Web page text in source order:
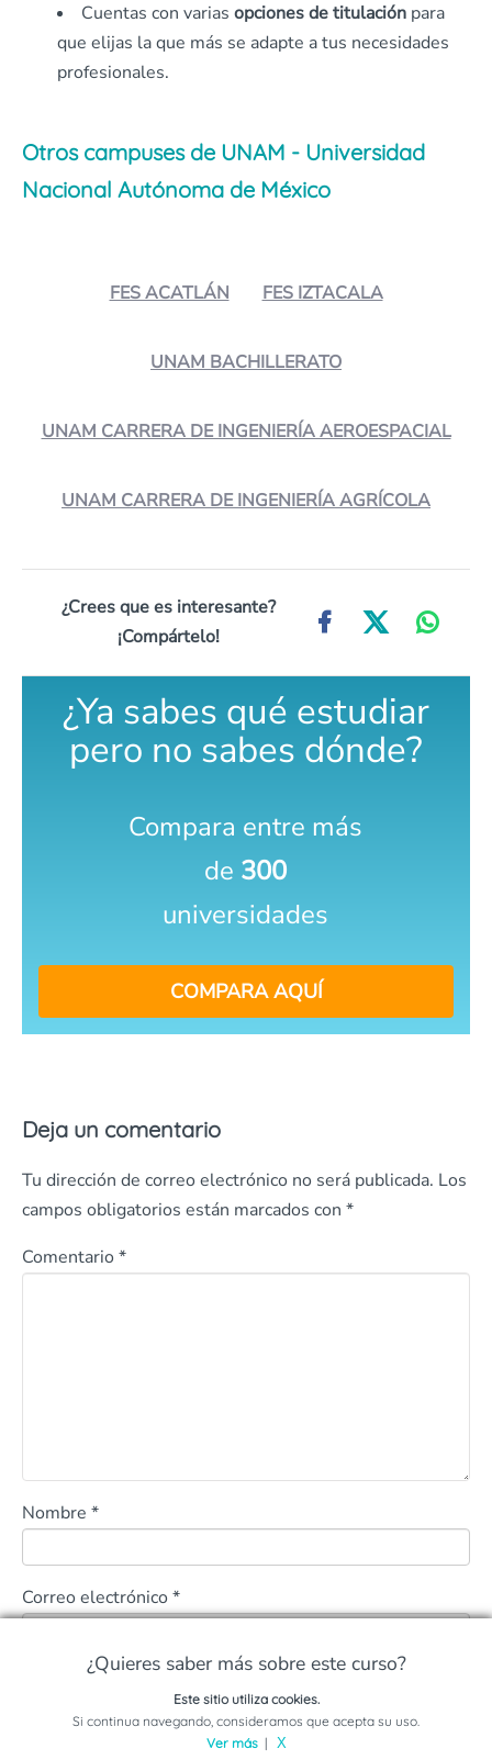
Cuentas con varias opciones de titulación para
que elijas la que más se adapte a tus necesidades
profesionales.
Otros campuses de UNAM - Universidad
Nacional Autónoma de México
FES ACATLÁN FES IZTACALA
UNAM BACHILLERATO
UNAM CARRERA DE INGENIERÍA AEROESPACIAL
UNAM CARRERA DE INGENIERÍA AGRÍCOLA
¿Crees que es interesante?
¡Compártelo!
¿Ya sabes qué estudiar
pero no sabes dónde?
Compara entre más
de 300
universidades
COMPARA AQUÍ
Deja un comentario
Tu dirección de correo electrónico no será publicada. Los
campos obligatorios están marcados con *
Comentario *
Nombre *
Correo electrónico *
¿Quieres saber más sobre este curso?
Solicita información sobre este programa
Este sitio utiliza cookies.
Si continua navegando, consideramos que acepta su uso.
Ver más| X